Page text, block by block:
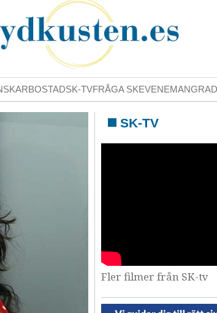
BOSTADSK-TVFRÅGA SKEVENEMANG
SK-TV
Fler filmer från SK-tv